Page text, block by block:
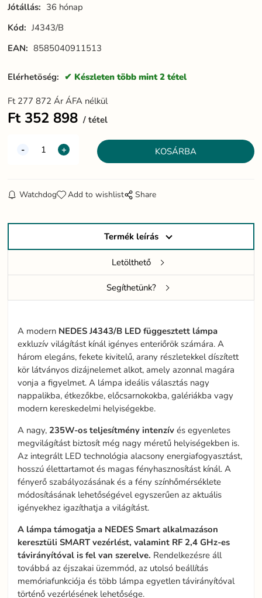
Jótállás: 36 hónap
Kód: J4343/B
EAN: 8585040911513
Elérhetöség: Készleten több mint 2 tétel
Ft 277 872 Ár ÁFA nélkül
Ft 352 898 tétel
Watchdog Add to wishlist Share
Termék leírás
Letölthető
Segíthetünk?
A modern NEDES J4343/B LED függesztett lámpa
exkluzív világítást kínál igényes enteriőrök számára. A
három elegáns, fekete kivitelű, arany részletekkel díszített
kör látványos dizájnelemet alkot, amely azonnal magára
vonja a figyelmet. A lámpa ideális választás nagy
nappalikba, étkezőkbe, előcsarnokokba, galériákba vagy
modern kereskedelmi helyiségekbe.
A nagy, 235W-os teljesítmény intenzív és egyenletes
megvilágítást biztosít még nagy méretű helyiségekben is.
Az integrált LED technológia alacsony energiafogyasztást,
hosszú élettartamot és magas fényhasznosítást kínál. A
fényerő szabályozásának és a fény színhőmérséklete
módosításának lehetőségével egyszerűen az aktuális
igényekhez igazíthatja a világítást.
A lámpa támogatja a NEDES Smart alkalmazáson
keresztüli SMART vezérlést, valamint RF 2,4 GHz-es
távirányítóval is fel van szerelve. Rendelkezésre áll
továbbá az éjszakai üzemmód, az utolsó beállítás
memóriafunkciója és több lámpa egyetlen távirányítóval
történő vezérlésének lehetősége.